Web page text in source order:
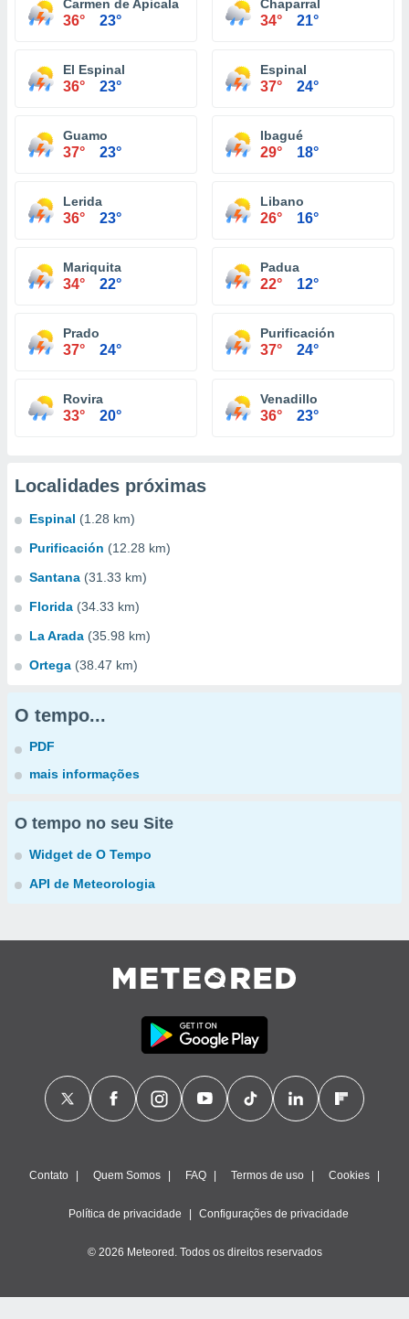
Carmen de Apicala
36° 23°
Chaparral
34° 21°
El Espinal
36° 23°
Espinal
37° 24°
Guamo
37° 23°
Ibagué
29° 18°
Lerida
36° 23°
Libano
26° 16°
Mariquita
34° 22°
Padua
22° 12°
Prado
37° 24°
Purificación
37° 24°
Rovira
33° 20°
Venadillo
36° 23°
Localidades próximas
Espinal (1.28 km)
Purificación (12.28 km)
Santana (31.33 km)
Florida (34.33 km)
La Arada (35.98 km)
Ortega (38.47 km)
O tempo...
PDF
mais informações
O tempo no seu Site
Widget de O Tempo
API de Meteorologia
Contato Quem Somos FAQ Termos de uso Cookies
Política de privacidade Configurações de privacidade
© 2026 Meteored. Todos os direitos reservados